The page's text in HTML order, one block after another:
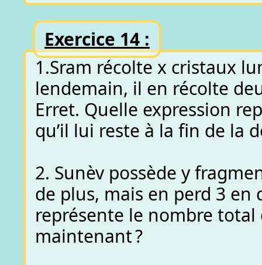
Exercice 14 :
1.Sram récolte x cristaux
lendemain, il en récolte
Erret. Quelle expression
qu’il lui reste à la fin de la
2. Sunèv possède y
de plus, mais en perd 3 en
représente le nombre total
maintenant ?